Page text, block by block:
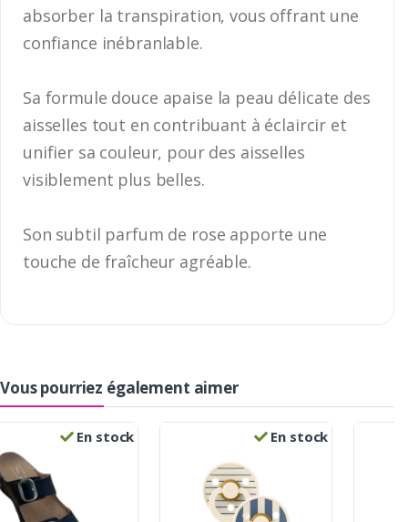
absorber la transpiration, vous offrant une
confiance inébranlable.
Sa formule douce apaise la peau délicate des
aisselles tout en contribuant à éclaircir et
unifier sa couleur, pour des aisselles
visiblement plus belles.
Son subtil parfum de rose apporte une
touche de fraîcheur agréable.
Vous pourriez également aimer
En stock En stock